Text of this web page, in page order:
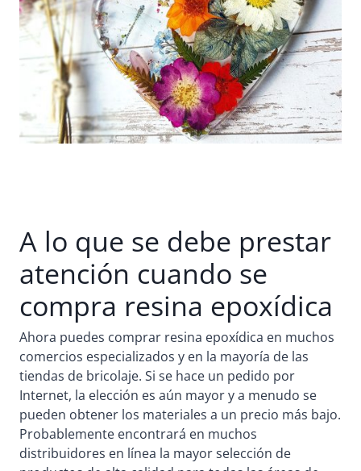
A lo que se debe prestar
atención cuando se
compra resina epoxídica
Ahora puedes comprar resina epoxídica en muchos
comercios especializados y en la mayoría de las
tiendas de bricolaje. Si se hace un pedido por
Internet, la elección es aún mayor y a menudo se
pueden obtener los materiales a un precio más bajo.
Probablemente encontrará en muchos
distribuidores en línea la mayor selección de